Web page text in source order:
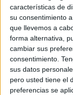
características de
su consentimiento
que llevemos a
forma alternativa,
cambiar sus
consentimiento.
sus datos
pero usted tiene el
preferencias se
instalado una
que no
sindicalismo
conservar su silla
Se han
representación